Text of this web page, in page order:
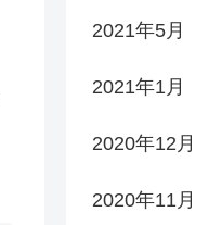
2021年5月
2021年1月
2020年12月
2020年11月